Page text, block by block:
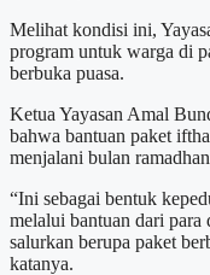
Melihat kondisi ini,
program untuk warga di
berbuka puasa.
Ketua Yayasan Amal
bahwa bantuan paket
menjalani bulan
“Ini sebagai bentuk
melalui bantuan dari para
salurkan berupa paket
katanya.